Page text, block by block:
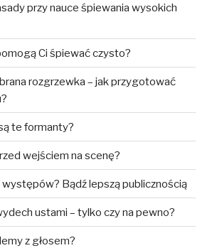
przy nauce śpiewania wysokich
Ci śpiewać czysto?
rozgrzewka – jak przygotować
te formanty?
wejściem na scenę?
Bądź lepszą publicznością
ustami – tylko czy na pewno?
z głosem?